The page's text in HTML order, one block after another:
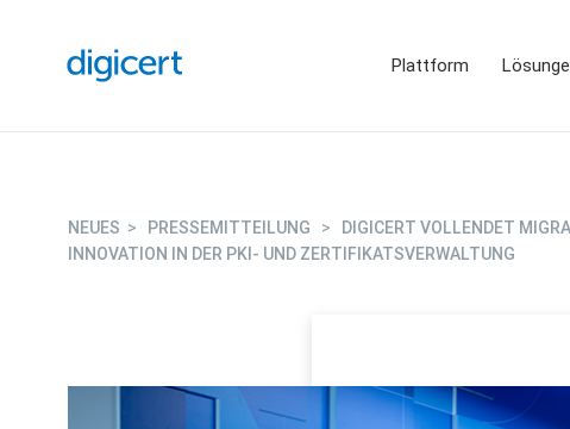
Plattform
NEUES > PRESSEMITTEILUNG > DIGICERT VOLLENDET
INNOVATION IN DER PKI- UND ZERTIFIKATSVERWALTUNG